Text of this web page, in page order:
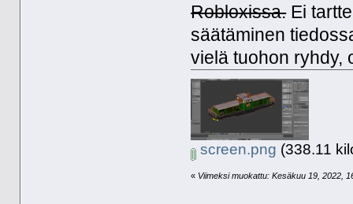
Robloxissa.Ei
säätäminen
vielä tuohon ryhdy,
screen.png (338.11
« Viimeksi muokattu: Kesäkuu 19, 2022,